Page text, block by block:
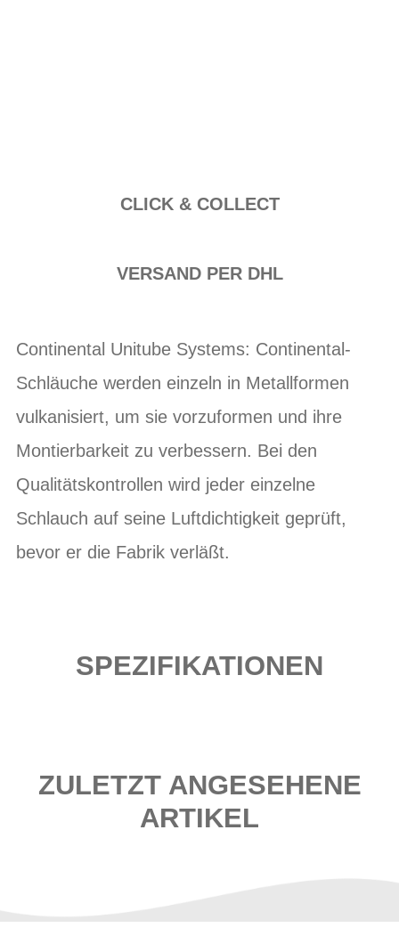
CLICK & COLLECT
VERSAND PER DHL
Continental Unitube Systems: Continental-
Schläuche werden einzeln in Metallformen
vulkanisiert, um sie vorzuformen und ihre
Montierbarkeit zu verbessern. Bei den
Qualitätskontrollen wird jeder einzelne
Schlauch auf seine Luftdichtigkeit geprüft,
bevor er die Fabrik verläßt.
SPEZIFIKATIONEN
ZULETZT ANGESEHENE
ARTIKEL